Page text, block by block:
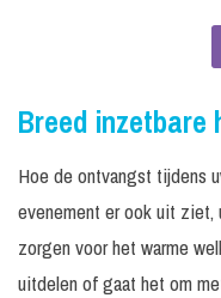
Breed inzetbare
Hoe de ontvangst tijdens
evenement er ook uit ziet,
zorgen voor het warme
uitdelen of gaat het om